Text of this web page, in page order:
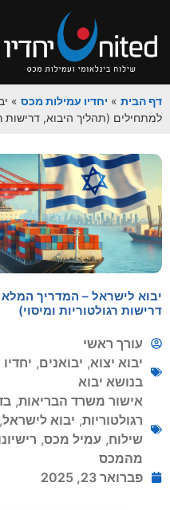
דף הבית » יחדיו עמילות מכס »
למתחילים (תהליך היבוא, דרישות
יבוא לישראל – המדריך
דרישות רגולטוריות ומיסוי)
עורך ראשי
יבוא יצוא, יבואנים,
בנושא יבוא
אישור משרד הבריאות,
רגולטוריות, יבוא לישראל,
שילוח, עמיל מכס,
מהמכס
פברואר 23, 2025